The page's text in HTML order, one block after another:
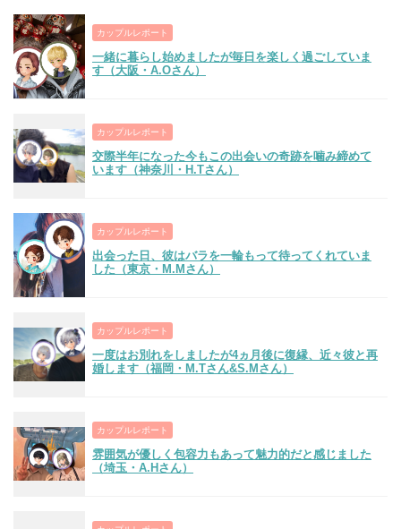
カップルレポート
一緒に暮らし始めましたが毎日を楽しく過ごしていま
す（大阪・A.Oさん）
カップルレポート
交際半年になった今もこの出会いの奇跡を噛み締めて
います（神奈川・H.Tさん）
カップルレポート
出会った日、彼はバラを一輪もって待ってくれていま
した（東京・M.Mさん）
カップルレポート
一度はお別れをしましたが4ヵ月後に復縁、近々彼と再
婚します（福岡・M.Tさん&S.Mさん）
カップルレポート
雰囲気が優しく包容力もあって魅力的だと感じました
（埼玉・A.Hさん）